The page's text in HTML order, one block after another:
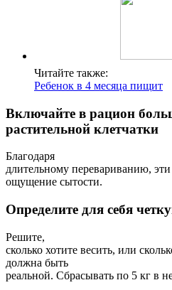
Читайте также:
Ребенок в 4 месяца пищит
Включайте в рацион
растительной клетчатки
Благодаря
длительному перевариванию,
ощущение сытости.
Определите для себя
Решите,
сколько хотите весить, или
должна быть
реальной. Сбрасывать по 5 кг в